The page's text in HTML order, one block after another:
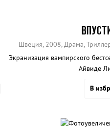
Швеция, 2008, Драма,
Экранизация вампирского
Айвиде
В